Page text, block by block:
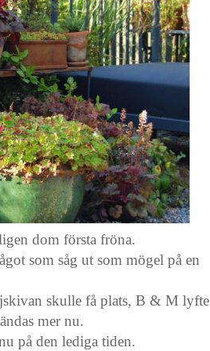
dom första fröna.
som såg ut som mögel på en
skulle få plats, B & M lyfte
mer nu.
på den lediga tiden.